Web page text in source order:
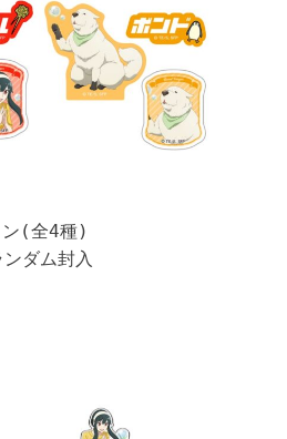
ン(全4種)
ダム封入